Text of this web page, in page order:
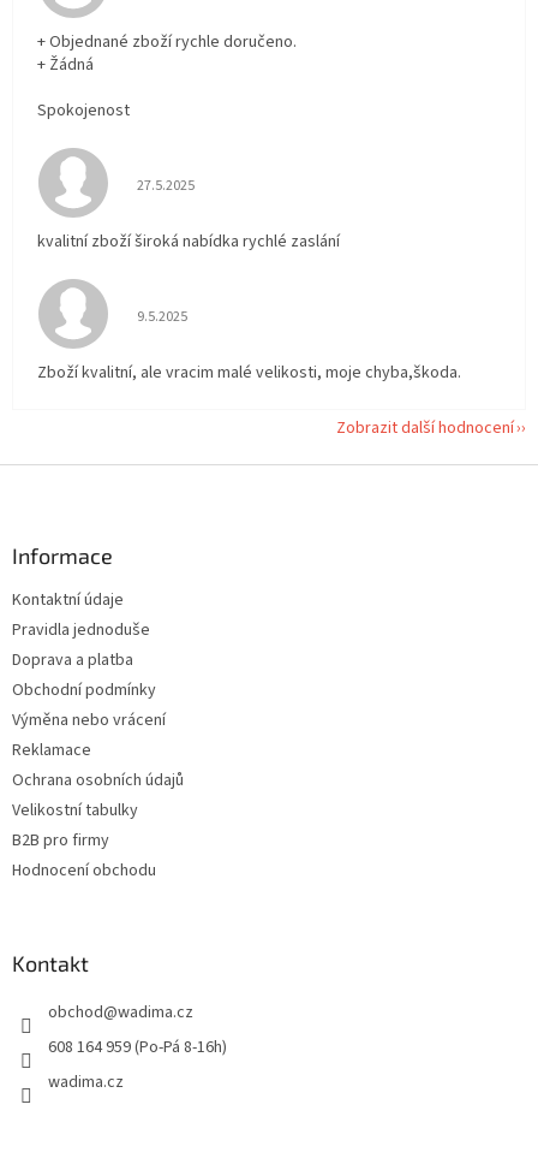
+ Objednané zboží rychle doručeno.
+ Žádná
Spokojenost
Hodnocení obchodu je 5 z 5 hvězdiček.
27.5.2025
kvalitní zboží široká nabídka rychlé zaslání
Hodnocení obchodu je 5 z 5 hvězdiček.
9.5.2025
Zboží kvalitní, ale vracim malé velikosti, moje chyba,škoda.
Zobrazit další hodnocení
Informace
Kontaktní údaje
Pravidla jednoduše
Doprava a platba
Obchodní podmínky
Výměna nebo vrácení
Reklamace
Ochrana osobních údajů
Velikostní tabulky
B2B pro firmy
Hodnocení obchodu
Kontakt
obchod@wadima.cz
608 164 959 (Po-Pá 8-16h)
wadima.cz